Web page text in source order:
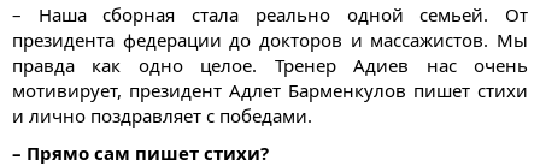
– Наша сборная стала реально одной семьей. От
президента федерации до докторов и массажистов. Мы
правда как одно целое. Тренер Адиев нас очень
мотивирует, президент Адлет Барменкулов пишет стихи
и лично поздравляет с победами.
– Прямо сам пишет стихи?